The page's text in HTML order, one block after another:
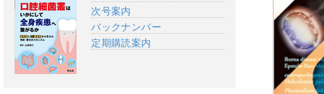
次号案内
バックナンバー
定期購読案内